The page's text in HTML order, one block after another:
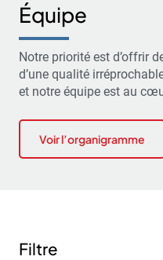
Équipe
Notre priorité est d’offrir
d’une qualité
et notre équipe est au
Voir l’organigramme
Filtre